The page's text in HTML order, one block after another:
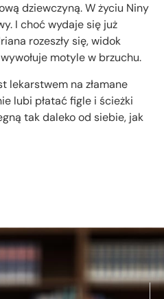
dziewczyną. W życiu Niny
I choć wydaje się już
rozeszły się, widok
motyle w brzuchu.
lekarstwem na złamane
lubi płatać figle i ścieżki
tak daleko od siebie, jak